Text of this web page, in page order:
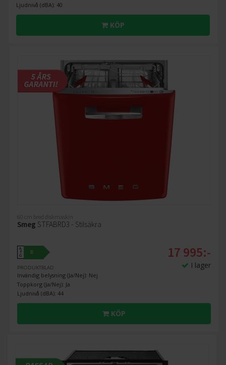
Ljudnivå (dBA): 40
KÖP
60 cm bred diskmaskin
Smeg STFABRD3 - Stilsäkra
A
↑
G
B
PRODUKTBLAD
Invändig belysning (Ja/Nej): Nej
Toppkorg (Ja/Nej): Ja
Ljudnivå (dBA): 44
17 995:-
I lager
KÖP